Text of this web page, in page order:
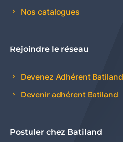
Nos catalogues
Rejoindre le réseau
Devenez Adhérent Batiland
Devenir adhérent Batiland
Postuler chez Batiland